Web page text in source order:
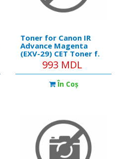
Toner for Canon IR
Advance Magenta
(EXV-29) CET Toner f.
Canon IR 1018/19/
1020/1022/203 EXV18
993 MDL
În Coş